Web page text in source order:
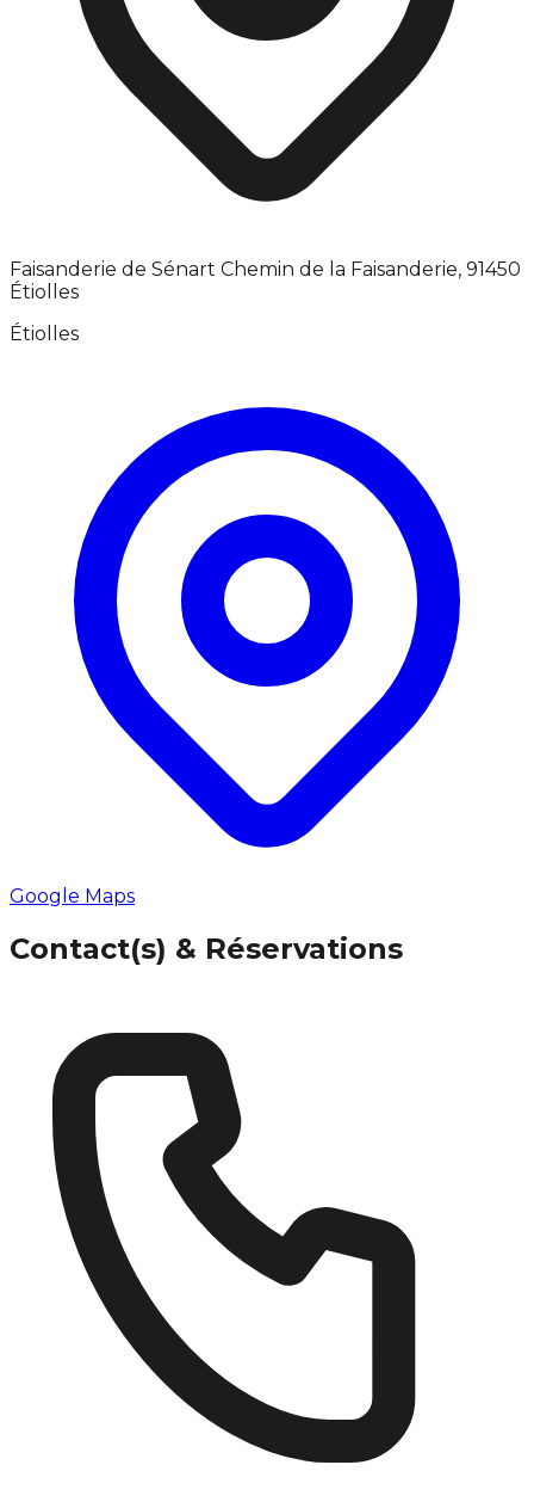
Faisanderie de Sénart Chemin de la Faisanderie, 91450
Étiolles
Étiolles
Google Maps
Contact(s) & Réservations